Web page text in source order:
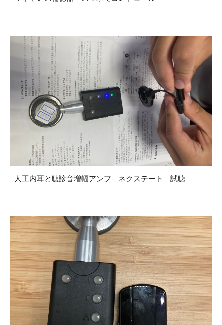
人工内耳と聴診音増幅アンプ ネクステート 試聴